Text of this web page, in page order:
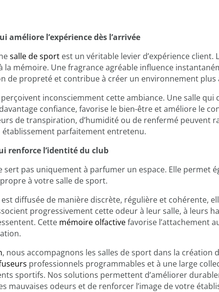
améliore l’expérience dès l’arrivée
salle de sportest un véritable levier d’expérience client.
la mémoire. Une fragrance agréable influence
de propreté et contribue à créer un environnement plus
perçoivent inconsciemment cette ambiance. Une salle
confiance, favorise le bien-être et améliore le
de transpiration, d’humidité ou de renfermé peuvent
parfaitement entretenu.
renforce l’identité du club
sert pas uniquement à parfumer un espace. Elle permet
à votre salle de sport.
diffusée de manière discrète, régulière et cohérente,
progressivement cette odeur à leur salle, à leurs
Cette mémoire olfactivefavorise l’attachement
, nous accompagnons les salles de sport dans la création
professionnels programmables et à une large
sportifs. Nos solutions permettent d’améliorer
mauvaises odeurs et de renforcer l’image de votre